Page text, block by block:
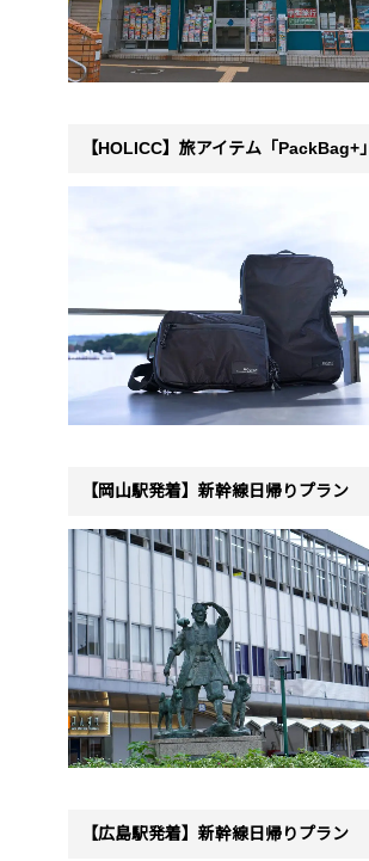
【HOLICC】旅アイテム「PackBag+」
【岡山駅発着】新幹線日帰りプラン
【広島駅発着】新幹線日帰りプラン